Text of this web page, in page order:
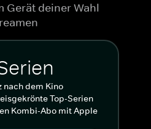
Gerät deiner Wahl
nach dem Kino
Top-Serien
Kombi-Abo mit Apple